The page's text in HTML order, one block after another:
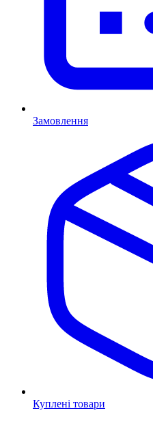
Замовлення
Куплені товари